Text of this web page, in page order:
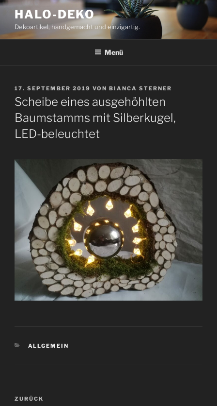
Zum
Inhalt
springen
HALO-DEKO
Dekoartikel, handgemacht und einzigartig.
Menü
VERÖFFENTLICHT
AM
17. SEPTEMBER 2019 VON BIANCA STERNER
Scheibe eines ausgehöhlten
Baumstamms mit Silberkugel,
LED-beleuchtet
KATEGORIEN
ALLGEMEIN
Beitragsnavigation
Vorheriger
ZURÜCK